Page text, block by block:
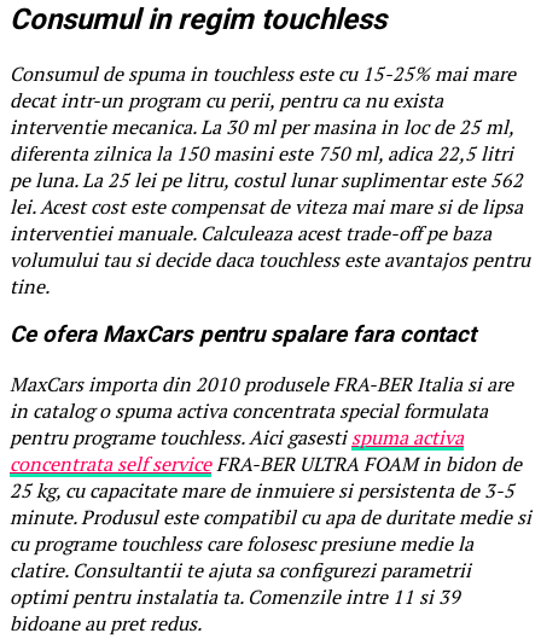
Consumul in regim touchless
Consumul de spuma in touchless este cu 15-25% mai mare
decat intr-un program cu perii, pentru ca nu exista
interventie mecanica. La 30 ml per masina in loc de 25 ml,
diferenta zilnica la 150 masini este 750 ml, adica 22,5 litri
pe luna. La 25 lei pe litru, costul lunar suplimentar este 562
lei. Acest cost este compensat de viteza mai mare si de lipsa
interventiei manuale. Calculeaza acest trade-off pe baza
volumului tau si decide daca touchless este avantajos pentru
tine.
Ce ofera MaxCars pentru spalare fara contact
MaxCars importa din 2010 produsele FRA-BER Italia si are
in catalog o spuma activa concentrata special formulata
pentru programe touchless. Aici gasestispuma activa
concentrata self serviceFRA-BER ULTRA FOAM in bidon de
25 kg, cu capacitate mare de inmuiere si persistenta de 3-5
minute. Produsul este compatibil cu apa de duritate medie si
cu programe touchless care folosesc presiune medie la
clatire. Consultantii te ajuta sa configurezi parametrii
optimi pentru instalatia ta. Comenzile intre 11 si 39
bidoane au pret redus.